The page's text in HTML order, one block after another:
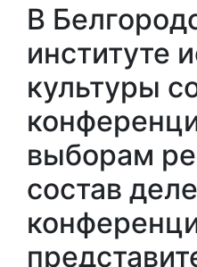
В
институте
культуры
выборам
состав